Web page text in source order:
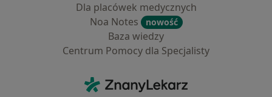
Dla placówek medycznych
Noa Notes
nowość
Baza wiedzy
Centrum Pomocy dla Specjalisty
ZnanyLekarz - Strona główna